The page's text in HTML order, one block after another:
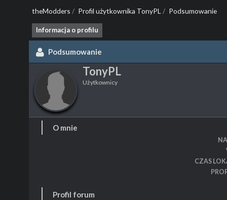
theModders / Profil użytkownika TonyPL/ Podsumowanie
Informacja o profilu
Podsumowanie
TonyPL
Użytkownicy
O mnie
CZAS
Profil forum